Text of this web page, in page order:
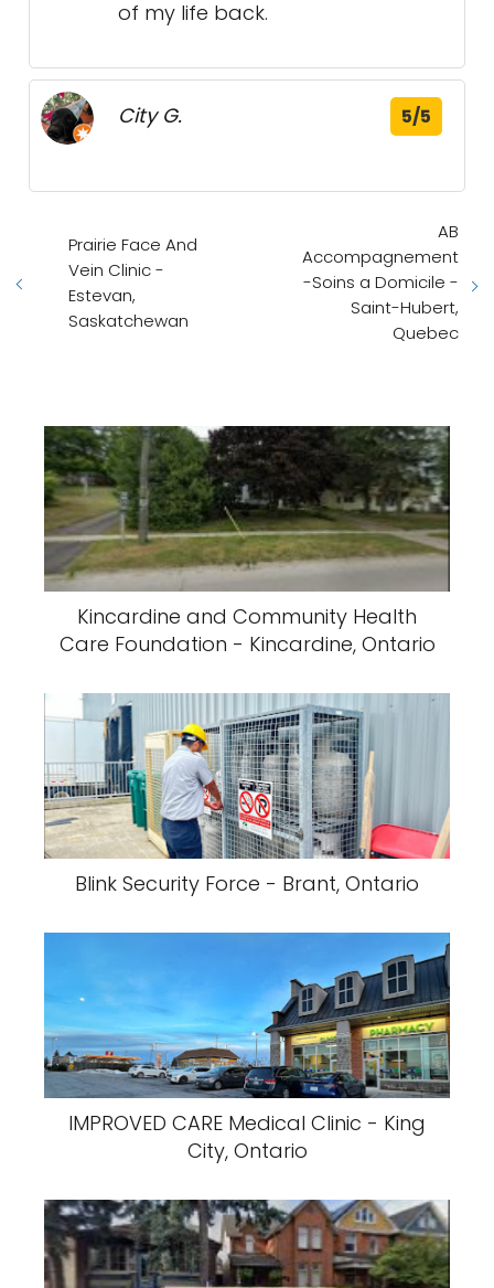
of my life back.
City G. 5/5
Prairie Face And
Vein Clinic -
Estevan,
Saskatchewan
AB
Accompagnement
-Soins a Domicile -
Saint-Hubert,
Quebec
Kincardine and Community Health
Care Foundation - Kincardine, Ontario
Blink Security Force - Brant, Ontario
IMPROVED CARE Medical Clinic - King
City, Ontario